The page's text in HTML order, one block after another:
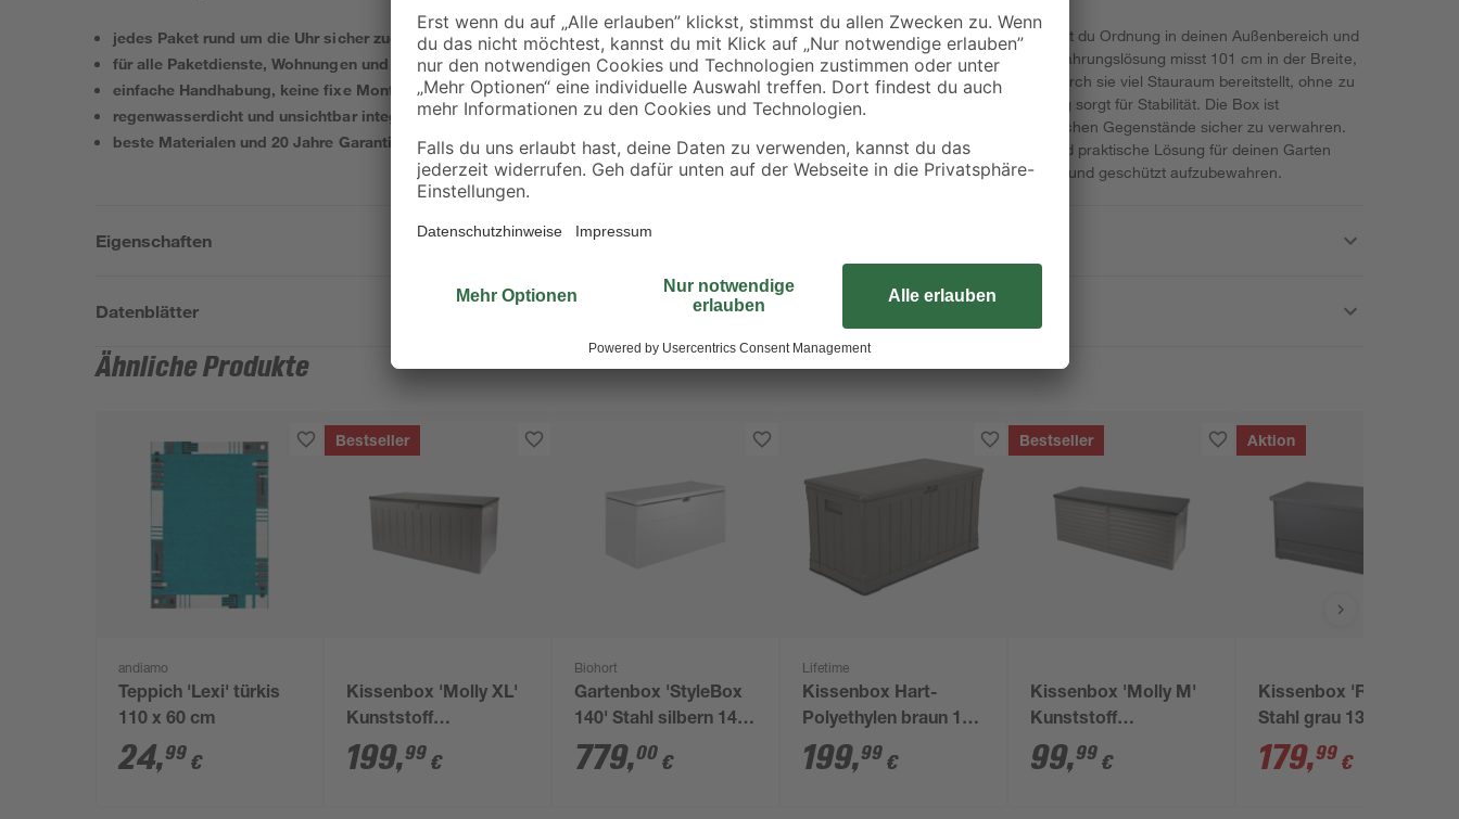
jedes Paket rund um die Uhr sicher zugestellt
für alle Paketdienste, Wohnungen und Häuser geeignet
einfache Handhabung, keine fixe Montage notwendig
regenwasserdicht und unsichtbar integrierte Durchlüftung
beste Materialen und 20 Jahre Garantie
Mit der Gartenbox 'PaketBox' von Biohort bringst du Ordnung in deinen Außenbereich und
sorgst für ein optisches Highlight. Diese Aufbewahrungslösung misst 101 cm in der Breite,
61 cm in der Höhe und 46 cm in der Tiefe, wodurch sie viel Stauraum bereitstellt, ohne zu
viel Platz zu benötigen. Das Gewicht von 19,9 kg sorgt für Stabilität. Die Box ist
abschließbar, was dir ermöglicht, deine persönlichen Gegenstände sicher zu verwahren.
Mit dieser Gartenbox hast du eine langlebige und praktische Lösung für deinen Garten
oder deine Terrasse, die dir hilft, alles ordentlich und geschützt aufzubewahren.
Eigenschaften
Datenblätter
Ähnliche Produkte
andiamo
Teppich 'Lexi' türkis
110 x 60 cm
24,99 €
Bestseller
Kissenbox 'Molly XL'
Kunststoff
grau/schwarz 830 l
160 x 76 x 78 cm
199,99 €
Biohort
Gartenbox 'StyleBox
140' Stahl silbern 140
x 71 x 60 cm
779,00 €
Lifetime
Kissenbox Hart-
Polyethylen braun 128
x 67 x 64 cm
199,99 €
Bestseller
Kissenbox 'Molly M'
Kunststoff
grau/schwarz 390 l
143,5 x 56,8 x 53,4 cm
99,99 €
Aktion
Kissenbox 'Romy'
Stahl grau 134 x 71 x
62 cm
179,99 €